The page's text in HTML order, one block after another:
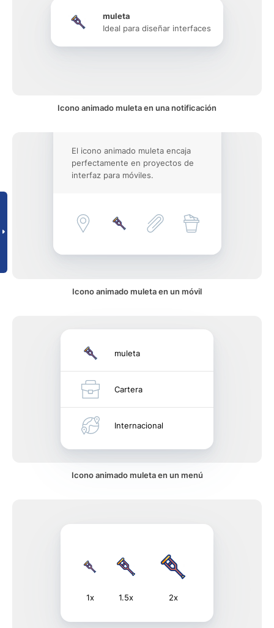
muleta
Ideal para diseñar interfaces
Icono animado muleta en una notificación
El icono animado muleta encaja
perfectamente en proyectos de
interfaz para móviles.
Icono animado muleta en un móvil
muleta
Cartera
Internacional
Icono animado muleta en un menú
1x 1.5x 2x